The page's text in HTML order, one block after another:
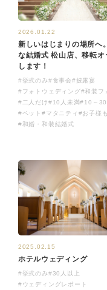
2026.01.22
新しいはじまりの場所へ
な結婚式 松山店、移転オ
します！
#挙式のみ#食事会#披露宴
#フォトウェディング#和装フ
#二人だけ#10人未満#10～30
#ペット #マタニティ #お子様
#和婚・和装結婚式
2025.02.15
ホテルウェディング
#挙式のみ#30人以上
#ウェディングレポート